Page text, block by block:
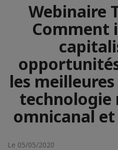
Webinaire
Comment
les
technologie
omnicanal
Le 05/05/2020